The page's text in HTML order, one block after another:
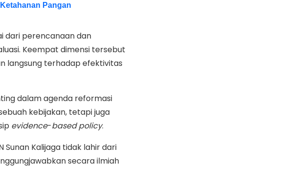
Pangan
dari perencanaan dan
Keempat dimensi tersebut
langsung terhadap efektivitas
dalam agenda reformasi
kebijakan, tetapi juga
evidence-based policy.
Sunan Kalijaga tidak lahir dari
secara ilmiah